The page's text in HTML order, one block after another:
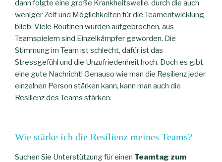
dann folgte eine große Krankheitswelle, durch die auch
weniger Zeit und Möglichkeiten für die Teamentwicklung
blieb. Viele Routinen wurden aufgebrochen, aus
Teamspielern sind Einzelkämpfer geworden. Die
Stimmung im Team ist schlecht, dafür ist das
Stressgefühl und die Unzufriedenheit hoch. Doch es gibt
eine gute Nachricht! Genauso wie man die Resilienz jeder
einzelnen Person stärken kann, kann man auch die
Resilienz des Teams stärken.
Wie stärke ich die Resilienz meines Teams?
Suchen Sie Unterstützung für einen Teamtag zum